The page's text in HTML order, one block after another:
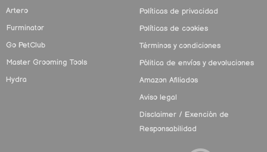
Artero
Furminator
Go PetClub
Master Grooming Tools
Hydra
Políticas de privacidad
Políticas de cookies
Términos y condiciones
Pólitica de envíos y devoluciones
Amazon Afiliados
Aviso legal
Disclaimer / Exención de
Responsabilidad